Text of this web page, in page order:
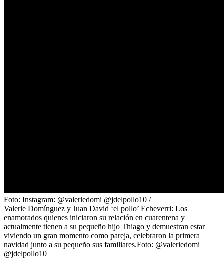
Foto: Instagram: @valeriedomi @jdelpollo10 /
Valerie Domínguez y Juan David ‘el pollo’ Echeverri: Los
enamorados quienes iniciaron su relación en cuarentena y
actualmente tienen a su pequeño hijo Thiago y demuestran estar
viviendo un gran momento como pareja, celebraron la primera
navidad junto a su pequeño sus familiares.Foto: @valeriedomi
@jdelpollo10